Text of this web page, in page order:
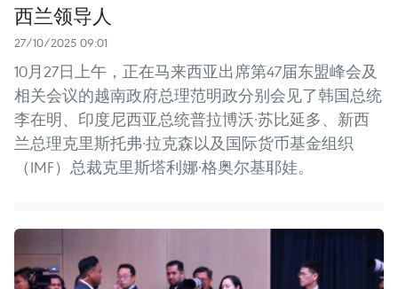
西兰领导人
27/10/2025 09:01
10月27日上午，正在马来西亚出席第47届东盟峰会及
相关会议的越南政府总理范明政分别会见了韩国总统
李在明、印度尼西亚总统普拉博沃·苏比延多、新西
兰总理克里斯托弗·拉克森以及国际货币基金组织
（IMF）总裁克里斯塔利娜·格奥尔基耶娃。